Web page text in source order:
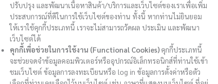
ปรับปรุง และพัฒนาเนื้อหาสินค้า/บริการและเว็บไซต์ของเราเพื่อเพิ่ม
ประสบการณ์ที่ดีในการใช้เว็บไซต์ของท่าน ทั้งนี้ หากท่านไม่ยินยอม
ให้เราใช้คุกกี้ประเภทนี้ เราจะไม่สามารถวัดผล ประเมิน และพัฒนา
เว็บไซต์ได้
คุกกี้เพื่อช่วยในการใช้งาน (Functional Cookies) คุกกี้ประเภทนี้
จะช่วยจดจำข้อมูลคอมพิวเตอร์หรืออุปกรณ์อิเล็กทรอนิกส์ที่ท่านใช้เข้า
ชมเว็บไซต์ ข้อมูลการลงทะเบียนหรือ log in ข้อมูลการตั้งค่าหรือตัว